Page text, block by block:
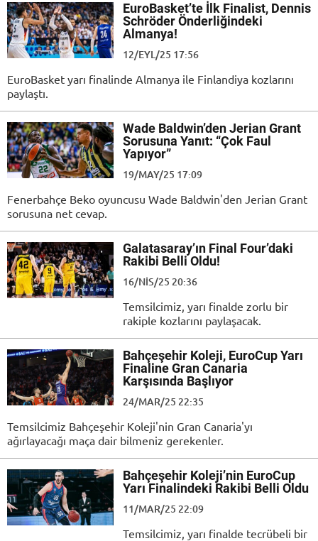
EuroBasket’te İlk Finalist, Dennis
Schröder Önderliğindeki
Almanya!
12/EYL/25 17:56
EuroBasket yarı finalinde Almanya ile Finlandiya kozlarını
paylaştı.
Wade Baldwin’den Jerian Grant
Sorusuna Yanıt: “Çok Faul
Yapıyor”
19/MAY/25 17:09
Fenerbahçe Beko oyuncusu Wade Baldwin'den Jerian Grant
sorusuna net cevap.
Galatasaray’ın Final Four’daki
Rakibi Belli Oldu!
16/NIS/25 20:36
Temsilcimiz, yarı finalde zorlu bir
rakiple kozlarını paylaşacak.
Bahçeşehir Koleji, EuroCup Yarı
Finaline Gran Canaria
Karşısında Başlıyor
24/MAR/25 22:35
Temsilcimiz Bahçeşehir Koleji'nin Gran Canaria'yı
ağırlayacağı maça dair bilmeniz gerekenler.
Bahçeşehir Koleji’nin EuroCup
Yarı Finalindeki Rakibi Belli Oldu
11/MAR/25 22:09
Temsilcimiz, yarı finalde tecrübeli bir